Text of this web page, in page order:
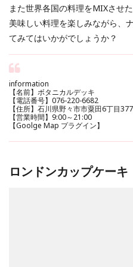
また世界各国の料理をMIXさせ
美味しい料理を楽しみながら、
てみてはいかがでしょうか？
information
【名前】ボタニカルデッキ
【電話番号】076-220-6682
【住所】石川県野々市市粟田6丁目
【営業時間】9:00～21:00
【Goolge Map プラグイン】
ロンドンカップケーキ